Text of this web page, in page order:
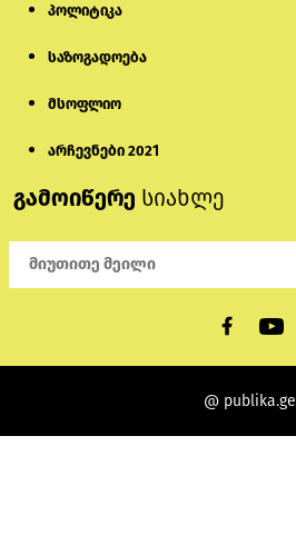
პოლიტიკა
საზოგადოება
მსოფლიო
არჩევნები 2021
გამოიწერე სიახლე
@ publika.ge